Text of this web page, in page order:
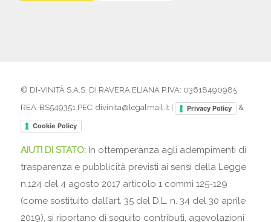
© DI-VINITÀ S.A.S. DI RAVERA ELIANA P.IVA: 03618490985
REA-BS549351 PEC: divinita@legalmail.it |
Privacy Policy &
Cookie Policy
AIUTI DI STATO: In ottemperanza agli adempimenti di
trasparenza e pubblicità previsti ai sensi della Legge
n.124 del 4 agosto 2017 articolo 1 commi 125-129
(come sostituito dall’art. 35 del D.L. n. 34 del 30 aprile
2019), si riportano di seguito contributi, agevolazioni